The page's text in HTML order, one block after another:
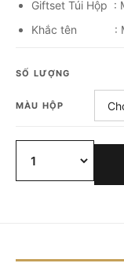
Giftset Túi Hộp :
Khắc tên :
SỐ LƯỢNG
MÀU HỘP